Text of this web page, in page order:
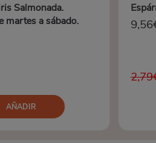
Salmonada.
martes a sábado.
AÑADIR